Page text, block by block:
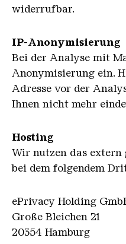
widerrufbar.
IP-Anonymisierung
Bei der Analyse mit
Anonymisierung ein.
Adresse vor der
Ihnen nicht mehr
Hosting
Wir nutzen das extern
bei dem folgendem
ePrivacy Holding
Große Bleichen 21
20354 Hamburg